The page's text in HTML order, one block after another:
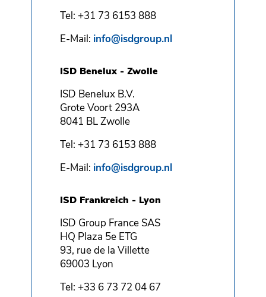
Tel: +31 73 6153 888
E-Mail: info@isdgroup.nl
ISD Benelux - Zwolle
ISD Benelux B.V.
Grote Voort 293A
8041 BL Zwolle
Tel: +31 73 6153 888
E-Mail: info@isdgroup.nl
ISD Frankreich - Lyon
ISD Group France SAS
HQ Plaza 5e ETG
93, rue de la Villette
69003 Lyon
Tel: +33 6 73 72 04 67